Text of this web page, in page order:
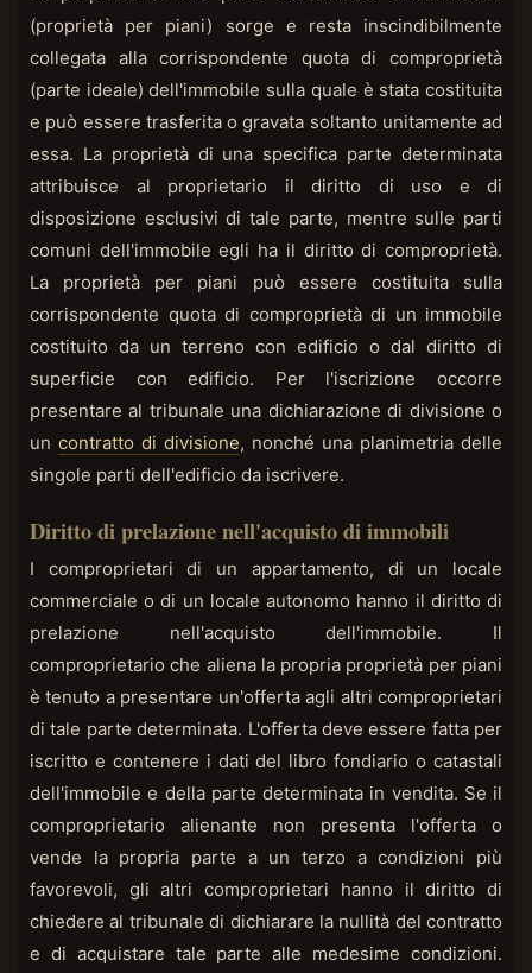
(proprietà per piani) sorge e resta inscindibilmente
collegata alla corrispondente quota di comproprietà
(parte ideale) dell'immobile sulla quale è stata costituita
e può essere trasferita o gravata soltanto unitamente ad
essa. La proprietà di una specifica parte determinata
attribuisce al proprietario il diritto di uso e di
disposizione esclusivi di tale parte, mentre sulle parti
comuni dell'immobile egli ha il diritto di comproprietà.
La proprietà per piani può essere costituita sulla
corrispondente quota di comproprietà di un immobile
costituito da un terreno con edificio o dal diritto di
superficie con edificio. Per l'iscrizione occorre
presentare al tribunale una dichiarazione di divisione o
un contratto di divisione, nonché una planimetria delle
singole parti dell'edificio da iscrivere.
Diritto di prelazione nell'acquisto di immobili
I comproprietari di un appartamento, di un locale
commerciale o di un locale autonomo hanno il diritto di
prelazione nell'acquisto dell'immobile. Il
comproprietario che aliena la propria proprietà per piani
è tenuto a presentare un'offerta agli altri comproprietari
di tale parte determinata. L'offerta deve essere fatta per
iscritto e contenere i dati del libro fondiario o catastali
dell'immobile e della parte determinata in vendita. Se il
comproprietario alienante non presenta l'offerta o
vende la propria parte a un terzo a condizioni più
favorevoli, gli altri comproprietari hanno il diritto di
chiedere al tribunale di dichiarare la nullità del contratto
e di acquistare tale parte alle medesime condizioni.